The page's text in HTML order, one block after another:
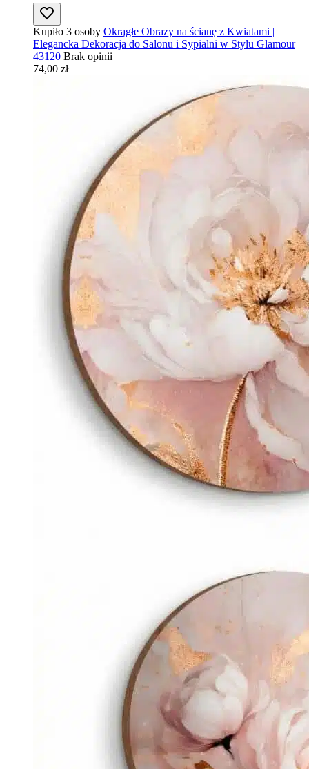
Kupiło 3 osoby Okrągłe Obrazy na ścianę z Kwiatami |
Elegancka Dekoracja do Salonu i Sypialni w Stylu Glamour
43120 Brak opinii
74,00 zł